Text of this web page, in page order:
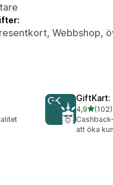
Webbshop,
GiftKart:
4,9av 5(102)
102
att öka